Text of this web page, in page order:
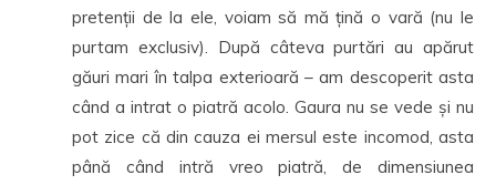
pretenții de la ele, voiam să mă țină o vară (nu le
purtam exclusiv). După câteva purtări au apărut
găuri mari în talpa exterioară – am descoperit asta
când a intrat o piatră acolo. Gaura nu se vede și nu
pot zice că din cauza ei mersul este incomod, asta
până când intră vreo piatră, de dimensiunea